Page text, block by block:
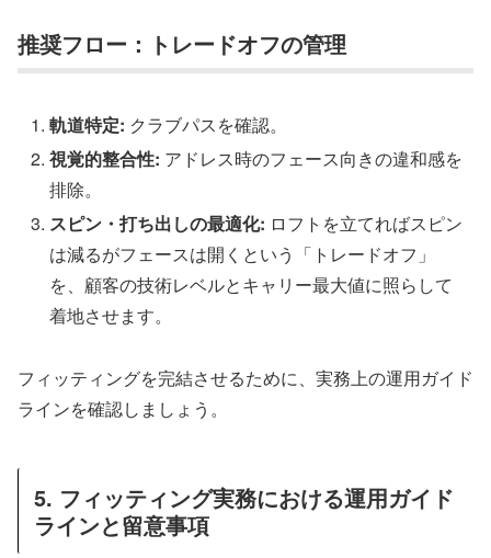
推奨フロー：トレードオフの管理
軌道特定: クラブパスを確認。
視覚的整合性: アドレス時のフェース向きの違和感を
排除。
スピン・打ち出しの最適化: ロフトを立てればスピン
は減るがフェースは開くという「トレードオフ」
を、顧客の技術レベルとキャリー最大値に照らして
着地させます。
フィッティングを完結させるために、実務上の運用ガイド
ラインを確認しましょう。
5. フィッティング実務における運用ガイド
ラインと留意事項